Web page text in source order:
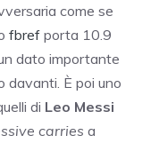
come se
fbref porta 10.9
dato importante
davanti. È poi uno
di Leo Messi
carries a